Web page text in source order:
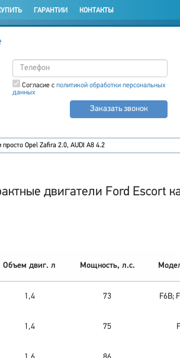
ГАРАНТИИ КОНТАКТЫ
Согласие с политикой обработки персональных
данных
Заказать звонок
двигатели Ford Escort
Объем двиг. л Мощность, л.с.
1,4 73 F6B;
1,4 75